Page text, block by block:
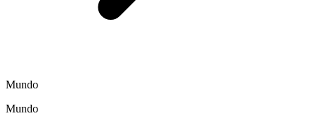
Mundo
Mundo